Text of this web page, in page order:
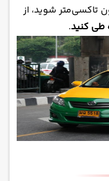
تاکسی‌متر شوید، از
طی کنید.